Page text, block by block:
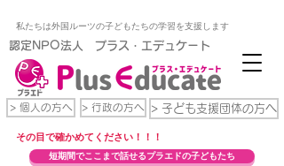
> 個人の方へ
私たちは外国ルーツの子どもたちの学習を支援します
​認定NPO法人 プラス・エデュケート
> 子ども支援団体の方へ
> 行政の方へ
​その目で確かめてください！！！
短期間でここまで話せるプラエドの子どもたち